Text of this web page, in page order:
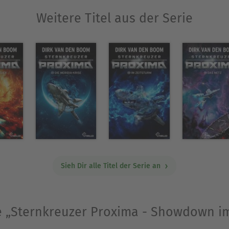
Staffel der SF-Erfolgsserie von Dirk van den
1966) hat bereits über 100 Romane im Bereich
er den Deutschen Science Fiction Preis für
der "Kaiserkrieger-Zyklus" (Alternative
Dirk van den Boom ist darüber hinaus Berater für
Weitere Titel aus der Serie
Sieh Dir alle Titel der Serie an
Proxima - Showdown